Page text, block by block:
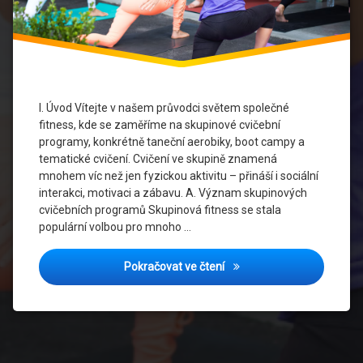
I. Úvod Vítejte v našem průvodci světem společné
fitness, kde se zaměříme na skupinové cvičební
programy, konkrétně taneční aerobiky, boot campy a
tematické cvičení. Cvičení ve skupině znamená
mnohem víc než jen fyzickou aktivitu – přináší i sociální
interakci, motivaci a zábavu. A. Význam skupinových
cvičebních programů Skupinová fitness se stala
populární volbou pro mnoho …
Pokračovat ve čteníSpolečná Fitness:
fitness
Skupinová
interakce
Taneční
aerobiky
Tematické
cvičení
Trendy
ve
fitness
fitness